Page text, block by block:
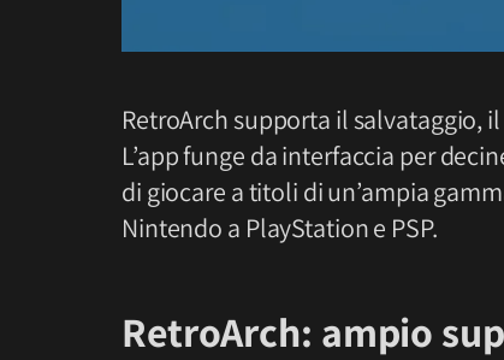
RetroArch supporta il salvataggio,
L’app funge da interfaccia per
di giocare a titoli di un’ampia
Nintendo a PlayStation e PSP.
RetroArch: ampio